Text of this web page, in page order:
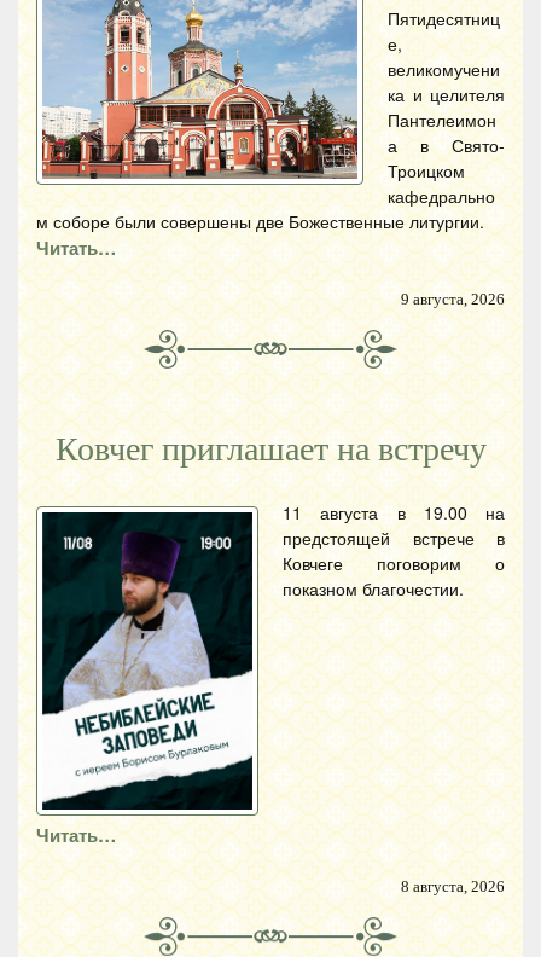
Пятидесятниц
е,
великомучени
ка и целителя
Пантелеимон
а в Свято-
Троицком
кафедрально
м соборе были совершены две Божественные литургии.
Читать…
9 августа, 2026
Ковчег приглашает на встречу
11 августа в 19.00 на
предстоящей встрече в
Ковчеге поговорим о
показном благочестии.
Читать…
8 августа, 2026